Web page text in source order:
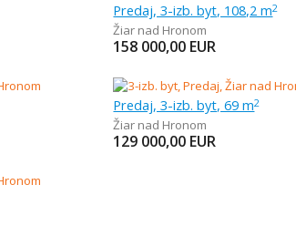
Predaj, 3-izb. byt, 108,2 m2
Žiar nad Hronom
158 000,00 EUR
Predaj, 3-izb. byt, 69 m2
Žiar nad Hronom
129 000,00 EUR